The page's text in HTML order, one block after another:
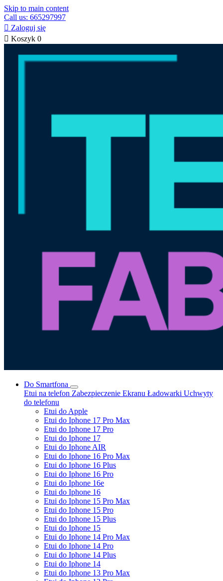
Skip to main content
Call us: 665297997
 Zaloguj się
 Koszyk 0
Do Smartfona
Etui na telefon Zabezpieczenie Ekranu Ładowarki Uchwyty
do telefonu
Etui do Apple
Etui do Iphone 17 Pro Max
Etui do Iphone 17 Pro
Etui do Iphone 17
Etui do Iphone AIR
Etui do Iphone 16 Pro Max
Etui do Iphone 16 Plus
Etui do Iphone 16 Pro
Etui do Iphone 16e
Etui do Iphone 16
Etui do Iphone 15 Pro Max
Etui do Iphone 15 Pro
Etui do Iphone 15 Plus
Etui do Iphone 15
Etui do Iphone 14 Pro Max
Etui do Iphone 14 Pro
Etui do Iphone 14 Plus
Etui do Iphone 14
Etui do Iphone 13 Pro Max